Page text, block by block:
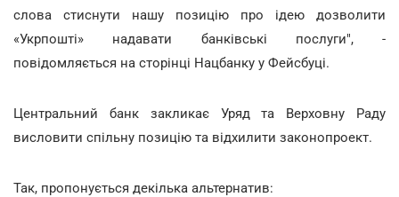
слова стиснути нашу позицію про ідею дозволити
«Укрпошті» надавати банківські послуги", -
повідомляється на сторінці Нацбанку у Фейсбуці.
Центральний банк закликає Уряд та Верховну Раду
висловити спільну позицію та відхилити законопроект.
Так, пропонується декілька альтернатив: